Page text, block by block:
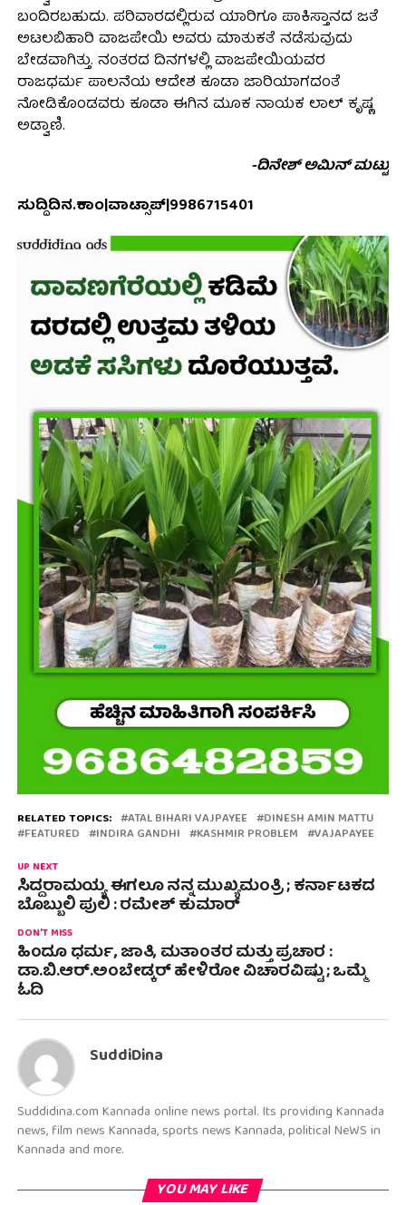
ಬಂದಿರಬಹುದು. ಪರಿವಾರದಲ್ಲಿರುವ ಯಾರಿಗೂ ಪಾಕಿಸ್ತಾನದ ಜತೆ
ಅಟಲಬಿಹಾರಿ ವಾಜಪೇಯಿ ಅವರು ಮಾತುಕತೆ ನಡೆಸುವುದು
ಬೇಡವಾಗಿತ್ತು. ನಂತರದ ದಿನಗಳಲ್ಲಿ ವಾಜಪೇಯಿಯವರ
ರಾಜಧರ್ಮ ಪಾಲನೆಯ ಆದೇಶ ಕೂಡಾ ಜಾರಿಯಾಗದಂತೆ
ನೋಡಿಕೊಂಡವರು ಕೂಡಾ ಈಗಿನ ಮೂಕ ನಾಯಕ ಲಾಲ್ ಕೃಷ್ಣ
ಅಡ್ವಾಣಿ.
-ದಿನೇಶ್ ಅಮಿನ್ ಮಟ್ಟು
ಸುದ್ದಿದಿನ.ಕಾಂ|ವಾಟ್ಸಾಪ್|9986715401
RELATED TOPICS: ATAL BIHARI VAJPAYEE DINESH AMIN MATTU
FEATURED INDIRA GANDHI KASHMIR PROBLEM VAJAPAYEE
UP NEXT
ಸಿದ್ದರಾಮಯ್ಯ ಈಗಲೂ ನನ್ನ ಮುಖ್ಯಮಂತ್ರಿ ; ಕರ್ನಾಟಕದ
ಬೊಬ್ಬುಲಿ ಪುಲಿ : ರಮೇಶ್ ಕುಮಾರ್
DON'T MISS
ಹಿಂದೂ ಧರ್ಮ, ಜಾತಿ, ಮತಾಂತರ ಮತ್ತು ಪ್ರಚಾರ :
ಡಾ.ಬಿ.ಆರ್.ಅಂಬೇಡ್ಕರ್ ಹೇಳಿರೋ ವಿಚಾರವಿಷ್ಟು ; ಒಮ್ಮೆ
ಓದಿ
SuddiDina
Suddidina.com Kannada online news portal. Its providing Kannada
news, film news Kannada, sports news Kannada, political NeWS in
Kannada and more.
YOU MAY LIKE